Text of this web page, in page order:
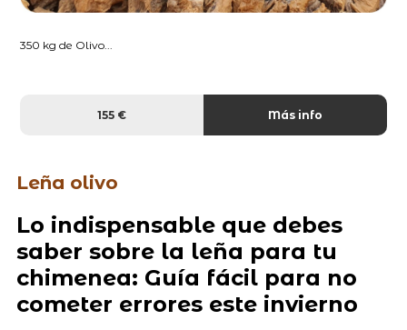
350 kg de Olivo...
155 € Más info
Leña olivo
Lo indispensable que debes
saber sobre la leña para tu
chimenea: Guía fácil para no
cometer errores este invierno